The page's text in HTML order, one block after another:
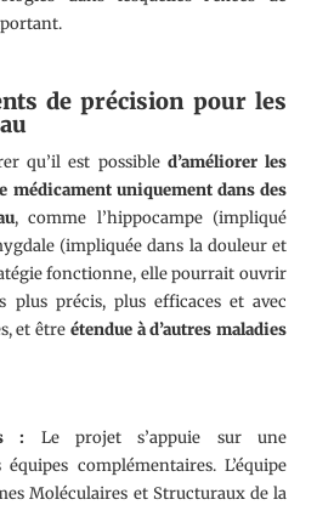
de précision pour les
qu’il est possible d’améliorer les
médicament uniquement dans des
, comme l’hippocampe (impliqué
(impliquée dans la douleur et
fonctionne, elle pourrait ouvrir
plus précis, plus efficaces et avec
et être étendue à d’autres maladies
: Le projet s’appuie sur une
complémentaires. L’équipe
Moléculaires et Structuraux de la